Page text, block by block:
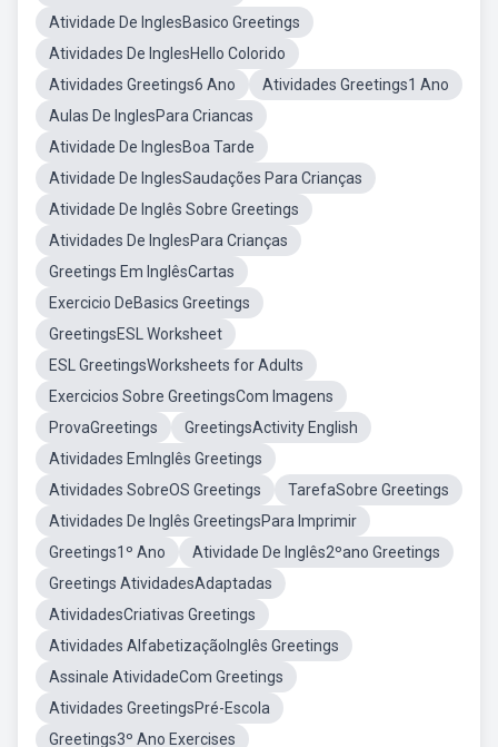
Atividade De InglesBasico Greetings
Atividades De InglesHello Colorido
Atividades Greetings6 Ano
Atividades Greetings1 Ano
Aulas De InglesPara Criancas
Atividade De InglesBoa Tarde
Atividade De InglesSaudações Para Crianças
Atividade De Inglês Sobre Greetings
Atividades De InglesPara Crianças
Greetings Em InglêsCartas
Exercicio DeBasics Greetings
GreetingsESL Worksheet
ESL GreetingsWorksheets for Adults
Exercicios Sobre GreetingsCom Imagens
ProvaGreetings
GreetingsActivity English
Atividades EmInglês Greetings
Atividades SobreOS Greetings
TarefaSobre Greetings
Atividades De Inglês GreetingsPara Imprimir
Greetings1º Ano
Atividade De Inglês2ºano Greetings
Greetings AtividadesAdaptadas
AtividadesCriativas Greetings
Atividades AlfabetizaçãoInglês Greetings
Assinale AtividadeCom Greetings
Atividades GreetingsPré-Escola
Greetings3º Ano Exercises